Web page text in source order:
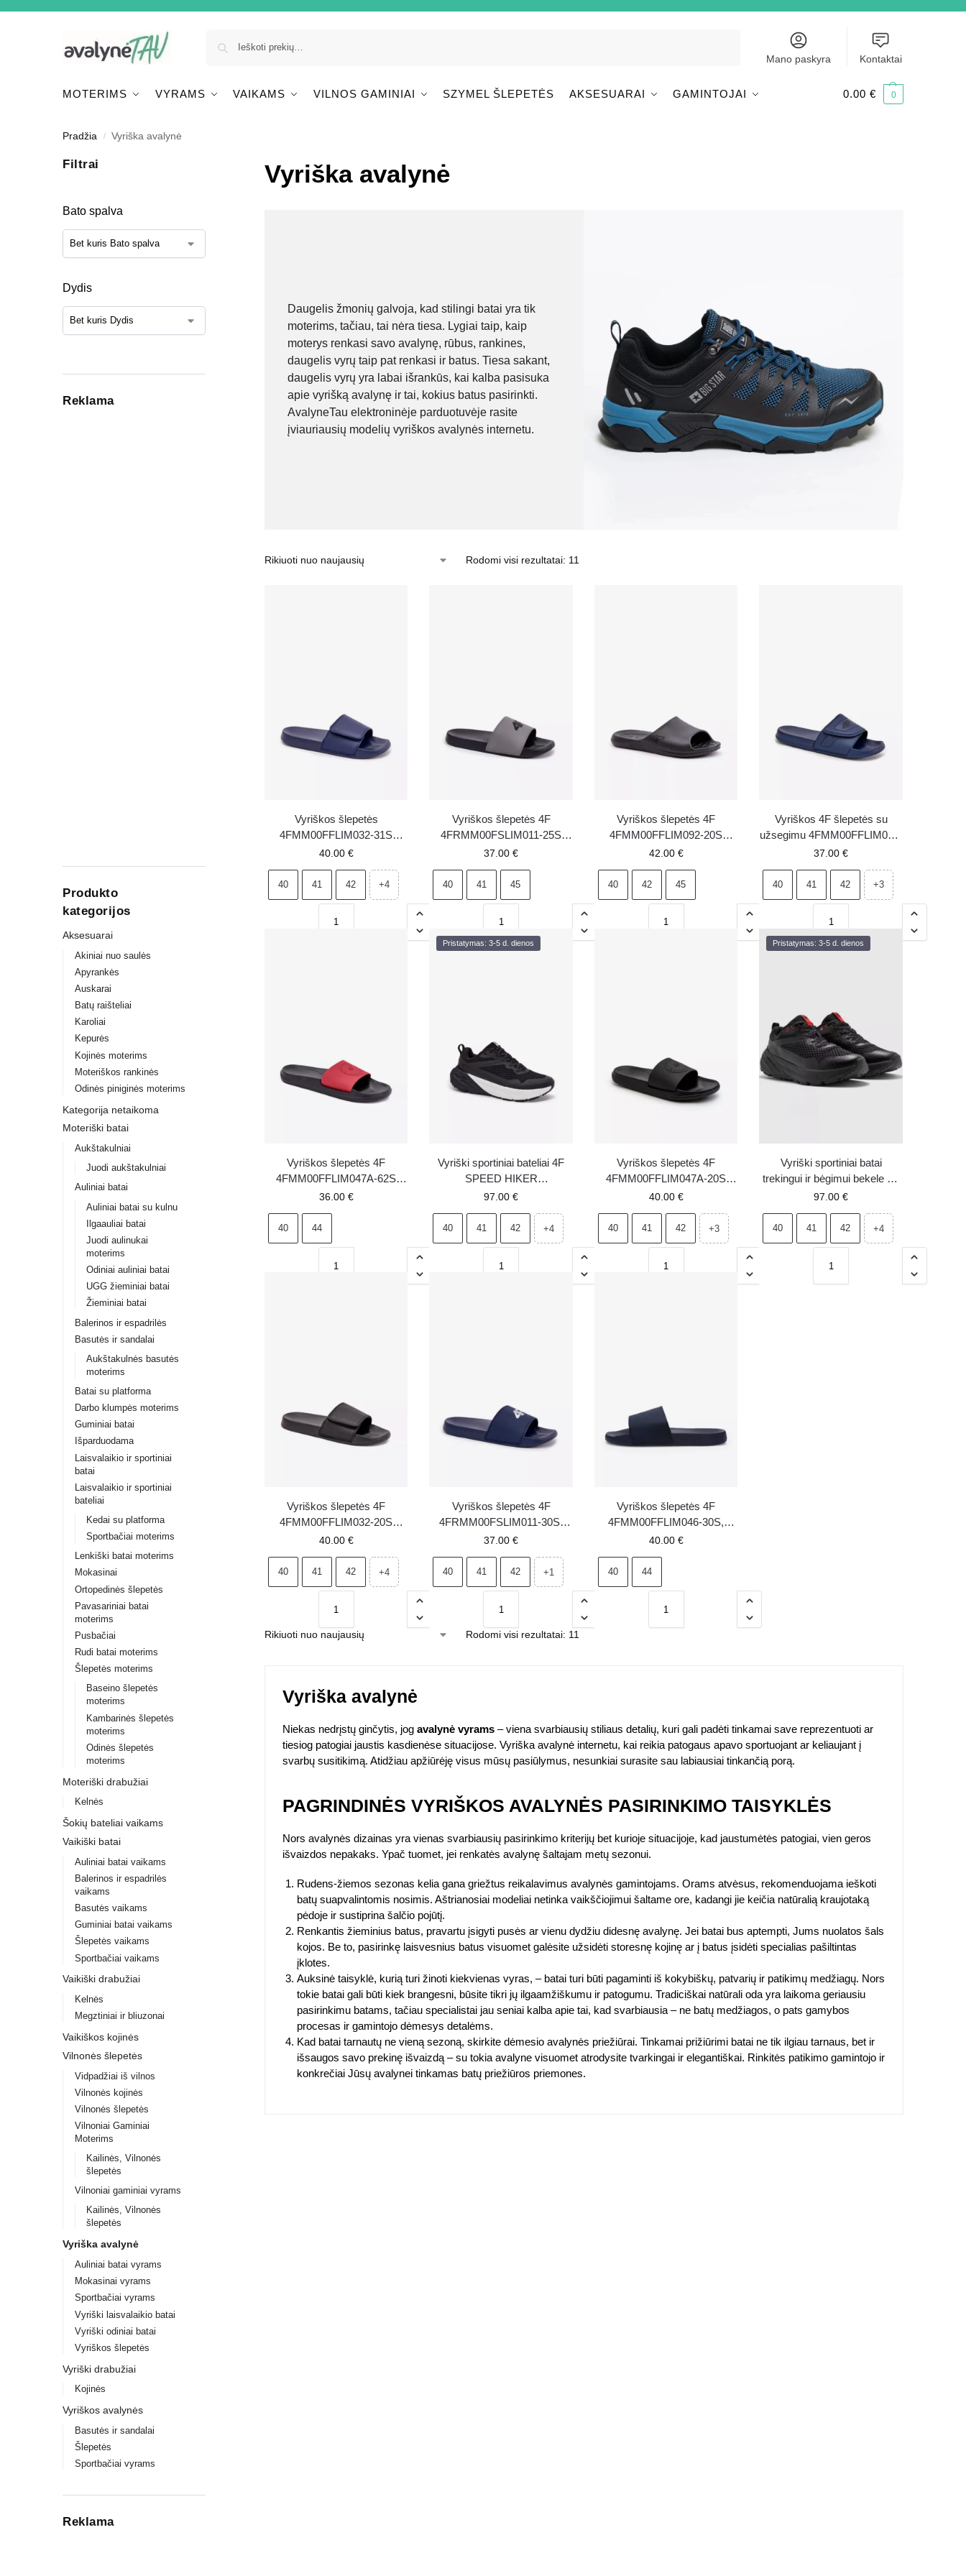
Mano paskyra Kontaktai
MOTERIMS VYRAMS VAIKAMS VILNOS GAMINIAI SZYMEL ŠLEPETĖS AKSESUARAI GAMINTOJAI 0.00 € 0
Pradžia / Vyriška avalynė
Vyriška avalynė
Daugelis žmonių galvoja, kad stilingi batai yra tik
moterims, tačiau, tai nėra tiesa. Lygiai taip, kaip
moterys renkasi savo avalynę, rūbus, rankines,
daugelis vyrų taip pat renkasi ir batus. Tiesa sakant,
daugelis vyrų yra labai išrankūs, kai kalba pasisuka
apie vyrišką avalynę ir tai, kokius batus pasirinkti.
AvalyneTau elektroninėje parduotuvėje rasite
įviauriausių modelių vyriškos avalynės internetu.
Rodomi visi rezultatai: 11
Vyriškos šlepetės
4FMM00FFLIM032-31S
mėlynos
40.00 €
40 41 42 +4
Vyriškos šlepetės 4F
4FRMM00FSLIM011-25S
pilkos
37.00€
40 41 45
Vyriškos šlepetės 4F
4FMM00FFLIM092-20S
juodos
42.00 €
40 42 45
Vyriškos 4F šlepetės su
užsegimu 4FMM00FFLIM091-
31S mėlynos
37.00€
40 41 42 +3
Vyriškos šlepetės 4F
4FMM00FFLIM047A-62S
raudonos
36.00 €
40 44
Pristatymas: 3-5 d. dienos
Vyriški sportiniai bateliai 4F
SPEED HIKER
4FWMM00FOTSM037 Juodi
97.00€
40 41 42 +4
Vyriškos šlepetės 4F
4FMM00FFLIM047A-20S
juodos
40.00 €
40 41 42 +3
Pristatymas: 3-5 d. dienos
Vyriški sportiniai batai
trekingui ir bėgimui bekele 4F
SPEED HIKER
juodi
97.00€
40 41 42 +4
Vyriškos šlepetės 4F
4FMM00FFLIM032-20S
juodos
40.00 €
40 41 42 +4
Vyriškos šlepetės 4F
4FRMM00FSLIM011-30S,
tamsiai mėlynos
37.00€
40 41 42 +1
Vyriškos šlepetės 4F
4FMM00FFLIM046-30S,
tamsiai mėlynos
40.00 €
40 44
Rodomi visi rezultatai: 11
Vyriška avalynė
Niekas nedrįstų ginčytis, jog avalynė vyrams– viena svarbiausių stiliaus detalių, kuri gali padėti tinkamai save reprezentuoti ar
tiesiog patogiai jaustis kasdienėse situacijose. Vyriška avalynė internetu, kai reikia patogaus apavo sportuojant ar keliaujant į
svarbų susitikimą. Atidžiau apžiūrėję visus mūsų pasiūlymus, nesunkiai surasite sau labiausiai tinkančią porą.
PAGRINDINĖS VYRIŠKOS AVALYNĖS PASIRINKIMO TAISYKLĖS
Nors avalynės dizainas yra vienas svarbiausių pasirinkimo kriterijų bet kurioje situacijoje, kad jaustumėtės patogiai, vien geros
išvaizdos nepakaks. Ypač tuomet, jei renkatės avalynę šaltajam metų sezonui.
Rudens-žiemos sezonas kelia gana griežtus reikalavimus avalynės gamintojams. Orams atvėsus, rekomenduojama ieškoti
batų suapvalintomis nosimis. Aštrianosiai modeliai netinka vaikščiojimui šaltame ore, kadangi jie keičia natūralią kraujotaką
pėdoje ir sustiprina šalčio pojūtį.
Renkantis žieminius batus, pravartu įsigyti pusės ar vienu dydžiu didesnę avalynę. Jei batai bus aptempti, Jums nuolatos šals
kojos. Be to, pasirinkę laisvesnius batus visuomet galėsite užsidėti storesnę kojinę ar į batus įsidėti specialias pašiltintas
įklotes.
Auksinė taisyklė, kurią turi žinoti kiekvienas vyras, – batai turi būti pagaminti iš kokybiškų, patvarių ir patikimų medžiagų. Nors
tokie batai gali būti kiek brangesni, būsite tikri jų ilgaamžiškumu ir patogumu. Tradiciškai natūrali oda yra laikoma geriausiu
pasirinkimu batams, tačiau specialistai jau seniai kalba apie tai, kad svarbiausia – ne batų medžiagos, o pats gamybos
procesas ir gamintojo dėmesys detalėms.
Kad batai tarnautų ne vieną sezoną, skirkite dėmesio avalynės priežiūrai. Tinkamai prižiūrimi batai ne tik ilgiau tarnaus, bet ir
išsaugos savo prekinę išvaizdą – su tokia avalyne visuomet atrodysite tvarkingai ir elegantiškai. Rinkitės patikimo gamintojo ir
konkrečiai Jūsų avalynei tinkamas batų priežiūros priemones.
Filtrai
Bato spalva
Dydis
Reklama
Produkto
kategorijos
Aksesuarai
Akiniai nuo saulės
Apyrankės
Auskarai
Batų raišteliai
Karoliai
Kepurės
Kojinės moterims
Moteriškos rankinės
Odinės piniginės moterims
Kategorija netaikoma
Moteriški batai
Aukštakulniai
Juodi aukštakulniai
Auliniai batai
Auliniai batai su kulnu
Ilgaauliai batai
Juodi aulinukai
moterims
Odiniai auliniai batai
UGG žieminiai batai
Žieminiai batai
Balerinos ir espadrilės
Basutės ir sandalai
Aukštakulnės basutės
moterims
Batai su platforma
Darbo klumpės moterims
Guminiai batai
Išparduodama
Laisvalaikio ir sportiniai
batai
Laisvalaikio ir sportiniai
bateliai
Kedai su platforma
Sportbačiai moterims
Lenkiški batai moterims
Mokasinai
Ortopedinės šlepetės
Pavasariniai batai
moterims
Pusbačiai
Rudi batai moterims
Šlepetės moterims
Baseino šlepetės
moterims
Kambarinės šlepetės
moterims
Odinės šlepetės
moterims
Moteriški drabužiai
Kelnės
Šokių bateliai vaikams
Vaikiški batai
Auliniai batai vaikams
Balerinos ir espadrilės
vaikams
Basutės vaikams
Guminiai batai vaikams
Šlepetės vaikams
Sportbačiai vaikams
Vaikiški drabužiai
Kelnės
Megztiniai ir bliuzonai
Vaikiškos kojinės
Vilnonės šlepetės
Vidpadžiai iš vilnos
Vilnonės kojinės
Vilnonės šlepetės
Vilnoniai Gaminiai
Moterims
Kailinės, Vilnonės
šlepetės
Vilnoniai gaminiai vyrams
Kailinės, Vilnonės
šlepetės
Vyriška avalynė
Auliniai batai vyrams
Mokasinai vyrams
Sportbačiai vyrams
Vyriški laisvalaikio batai
Vyriški odiniai batai
Vyriškos šlepetės
Vyriški drabužiai
Kojinės
Vyriškos avalynės
Basutės ir sandalai
Šlepetės
Sportbačiai vyrams
Reklama